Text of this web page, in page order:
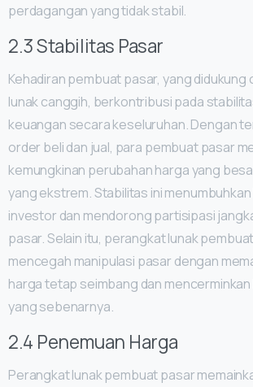
perdagangan yang tidak stabil.
2.3 Stabilitas Pasar
Kehadiran pembuat pasar, yang
lunak canggih, berkontribusi pada
keuangan secara keseluruhan. Dengan
order beli dan jual, para pembuat pasar
kemungkinan perubahan harga yang
yang ekstrem. Stabilitas ini
investor dan mendorong partisipasi
pasar. Selain itu, perangkat lunak
mencegah manipulasi pasar dengan
harga tetap seimbang dan
yang sebenarnya.
2.4 Penemuan Harga
Perangkat lunak pembuat pasar